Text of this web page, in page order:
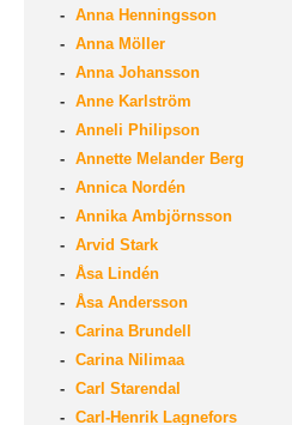
Anna Henningsson
Anna Möller
Anna Johansson
Anne Karlström
Anneli Philipson
Annette Melander Berg
Annica Nordén
Annika Ambjörnsson
Arvid Stark
Åsa Lindén
Åsa Andersson
Carina Brundell
Carina Nilimaa
Carl Starendal
Carl-Henrik Lagnefors